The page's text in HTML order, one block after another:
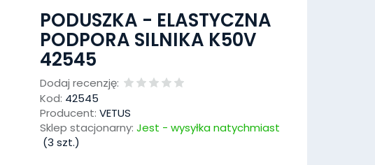
PODUSZKA - ELASTYCZNA
PODPORA SILNIKA K50V
42545
Dodaj recenzję:
Kod: 42545
Producent: VETUS
Sklep stacjonarny: Jest - wysyłka natychmiast
(3 szt.)